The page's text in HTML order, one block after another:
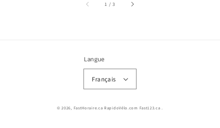
1 /sur
3
Langue
Français
© 2026, FastHoraire.ca RapidoVélo.com Fast123.ca